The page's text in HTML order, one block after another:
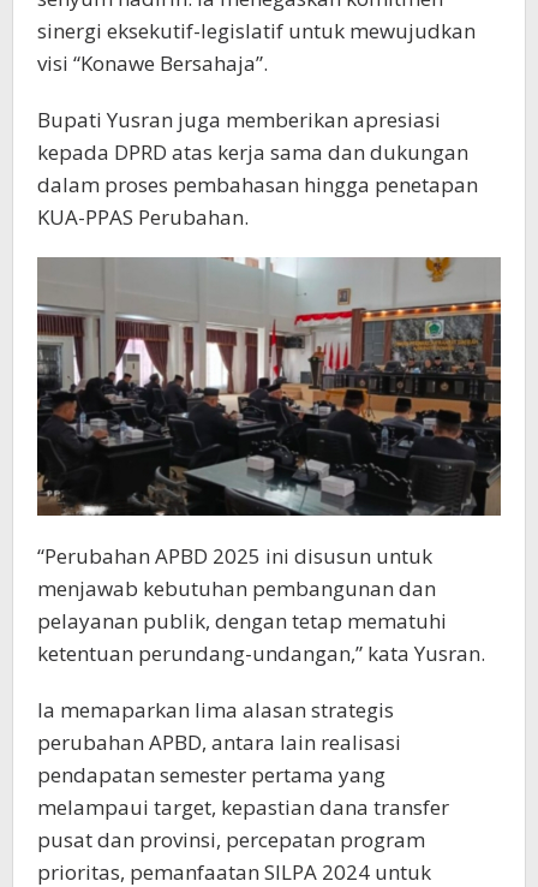
sinergi eksekutif-legislatif untuk mewujudkan
visi “Konawe Bersahaja”.
Bupati Yusran juga memberikan apresiasi
kepada DPRD atas kerja sama dan dukungan
dalam proses pembahasan hingga penetapan
KUA-PPAS Perubahan.
“Perubahan APBD 2025 ini disusun untuk
menjawab kebutuhan pembangunan dan
pelayanan publik, dengan tetap mematuhi
ketentuan perundang-undangan,” kata Yusran.
Ia memaparkan lima alasan strategis
perubahan APBD, antara lain realisasi
pendapatan semester pertama yang
melampaui target, kepastian dana transfer
pusat dan provinsi, percepatan program
prioritas, pemanfaatan SILPA 2024 untuk